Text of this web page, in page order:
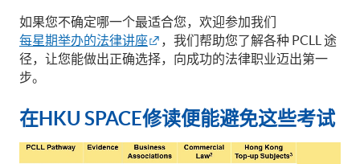
如果您不确定哪一个最适合您，欢迎参加我们
每星期举办的法律讲座
，我们帮助您了解各种 PCLL 途
径，让您能做出正确选择，向成功的法律职业迈出第一
步。
在HKU SPACE修读便能避免这些考试